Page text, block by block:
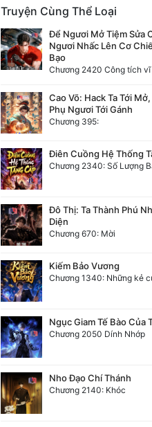
Truyện Cùng Thể Loại
Để Ngươi Mở Tiệm Sửa
Ngươi Nhấc Lên Cơ
Bạo
Cao Võ: Hack Ta Tới
Phụ Ngươi Tới Gánh
Chương 395:
Điên Cuồng Hệ Thống
Chương 2340: Số Lượng
Đô Thị: Ta Thành Phú
Diện
Chương 670: Mời
Kiếm Bảo Vương
Ngục Giam Tế Bào Của
Chương 2050 Dính Nhớp
Nho Đạo Chí Thánh
Chương 2140: Khóc